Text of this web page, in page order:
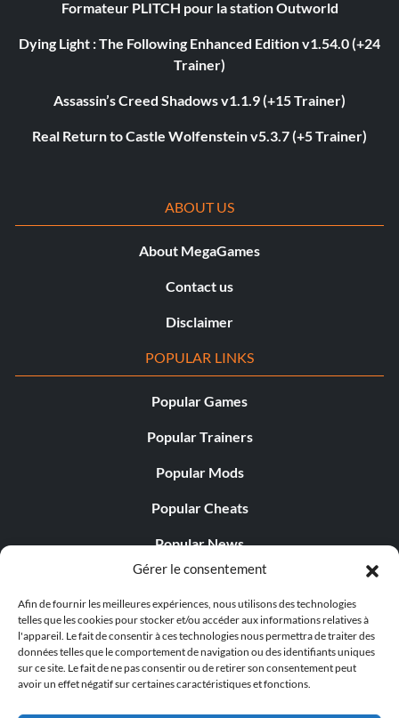
Gérer le consentement
Afin de fournir les meilleures expériences, nous utilisons des technologies
telles que les cookies pour stocker et/ou accéder aux informations relatives à
l'appareil. Le fait de consentir à ces technologies nous permettra de traiter des
données telles que le comportement de navigation ou des identifiants uniques
sur ce site. Le fait de ne pas consentir ou de retirer son consentement peut
avoir un effet négatif sur certaines caractéristiques et fonctions.
Formateur PLITCH pour la station Outworld
Dying Light : The Following Enhanced Edition v1.54.0 (+24
Trainer)
Assassin’s Creed Shadows v1.1.9 (+15 Trainer)
Real Return to Castle Wolfenstein v5.3.7 (+5 Trainer)
ABOUT US
About MegaGames
Contact us
Disclaimer
POPULAR LINKS
Popular Games
Popular Trainers
Popular Mods
Popular Cheats
Popular News
Popular Editorials
Popular Free Games
LATEST UPDATES